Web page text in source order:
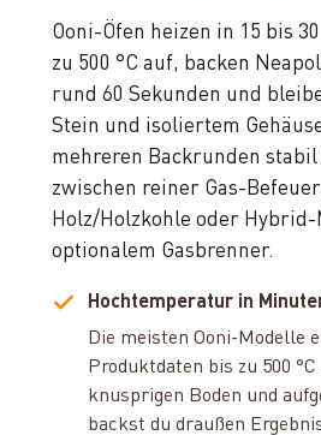
Ooni-Öfen heizen in 15 bis
zu 500 °C auf, backen
rund 60 Sekunden und
Stein und isoliertem
mehreren Backrunden
zwischen reiner Gas-
Holz/Holzkohle oder
optionalem Gasbrenner.
Hochtemperatur in
Die meisten Ooni-Modelle
Produktdaten bis zu 500
knusprigen Boden und
backst du draußen